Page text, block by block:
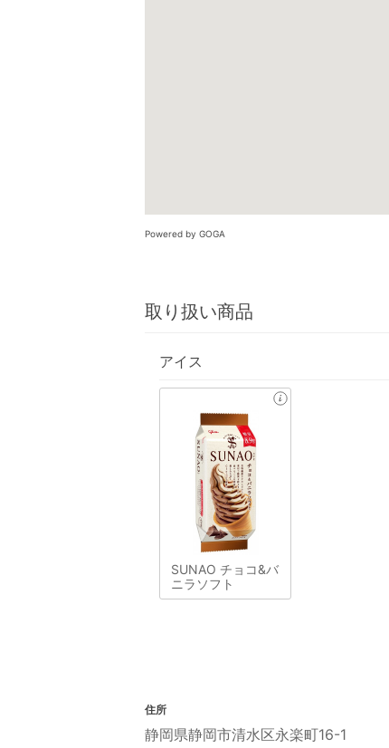
Powered by GOGA
取り扱い商品
アイス
SUNAO チョコ&バ
ニラソフト
住所
静岡県静岡市清水区永楽町16-1